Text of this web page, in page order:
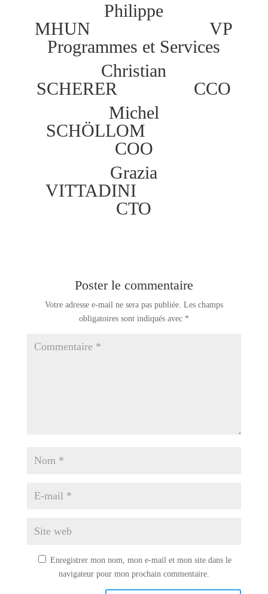
Philippe
MHUN VP
Programmes et Services
Christian
SCHERER CCO
Michel
SCHÖLLOM
COO
Grazia
VITTADINI
CTO
Poster le commentaire
Votre adresse e-mail ne sera pas publiée. Les champs
obligatoires sont indiqués avec *
Enregistrer mon nom, mon e-mail et mon site dans le
navigateur pour mon prochain commentaire.